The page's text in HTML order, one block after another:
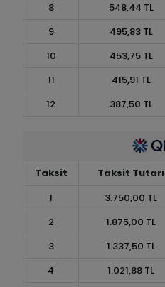
8
548,44 TL
9
495,83 TL
10
453,75 TL
11
415,91 TL
12
387,50 TL
Taksit Taksit Tutarı
1
3.750,00 TL
2
1.875,00 TL
3
1.337,50 TL
4
1.021,88 TL